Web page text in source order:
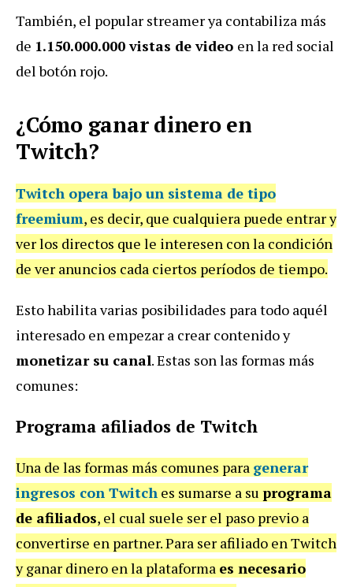
También, el popular streamer ya contabiliza más
de 1.150.000.000 vistas de video en la red social
del botón rojo.
¿Cómo ganar dinero en
Twitch?
Twitch opera bajo un sistema de tipo
freemium, es decir, que cualquiera puede entrar y
ver los directos que le interesen con la condición
de ver anuncios cada ciertos períodos de tiempo.
Esto habilita varias posibilidades para todo aquél
interesado en empezar a crear contenido y
monetizar su canal. Estas son las formas más
comunes:
Programa afiliados de Twitch
Una de las formas más comunes para generar
ingresos con Twitch es sumarse a su programa
de afiliados, el cual suele ser el paso previo a
convertirse en partner. Para ser afiliado en Twitch
y ganar dinero en la plataforma es necesario